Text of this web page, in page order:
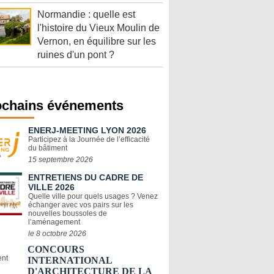
Normandie : quelle est
l'histoire du Vieux Moulin de
Vernon, en équilibre sur les
ruines d'un pont ?
événements
ENERJ-MEETING LYON 2026
Participez à la Journée de l’efficacité
du bâtiment
15 septembre 2026
ENTRETIENS DU CADRE DE
VILLE 2026
Quelle ville pour quels usages ? Venez
échanger avec vos pairs sur les
nouvelles boussoles de
l’aménagement
le 8 octobre 2026
CONCOURS
INTERNATIONAL
D'ARCHITECTURE DE LA